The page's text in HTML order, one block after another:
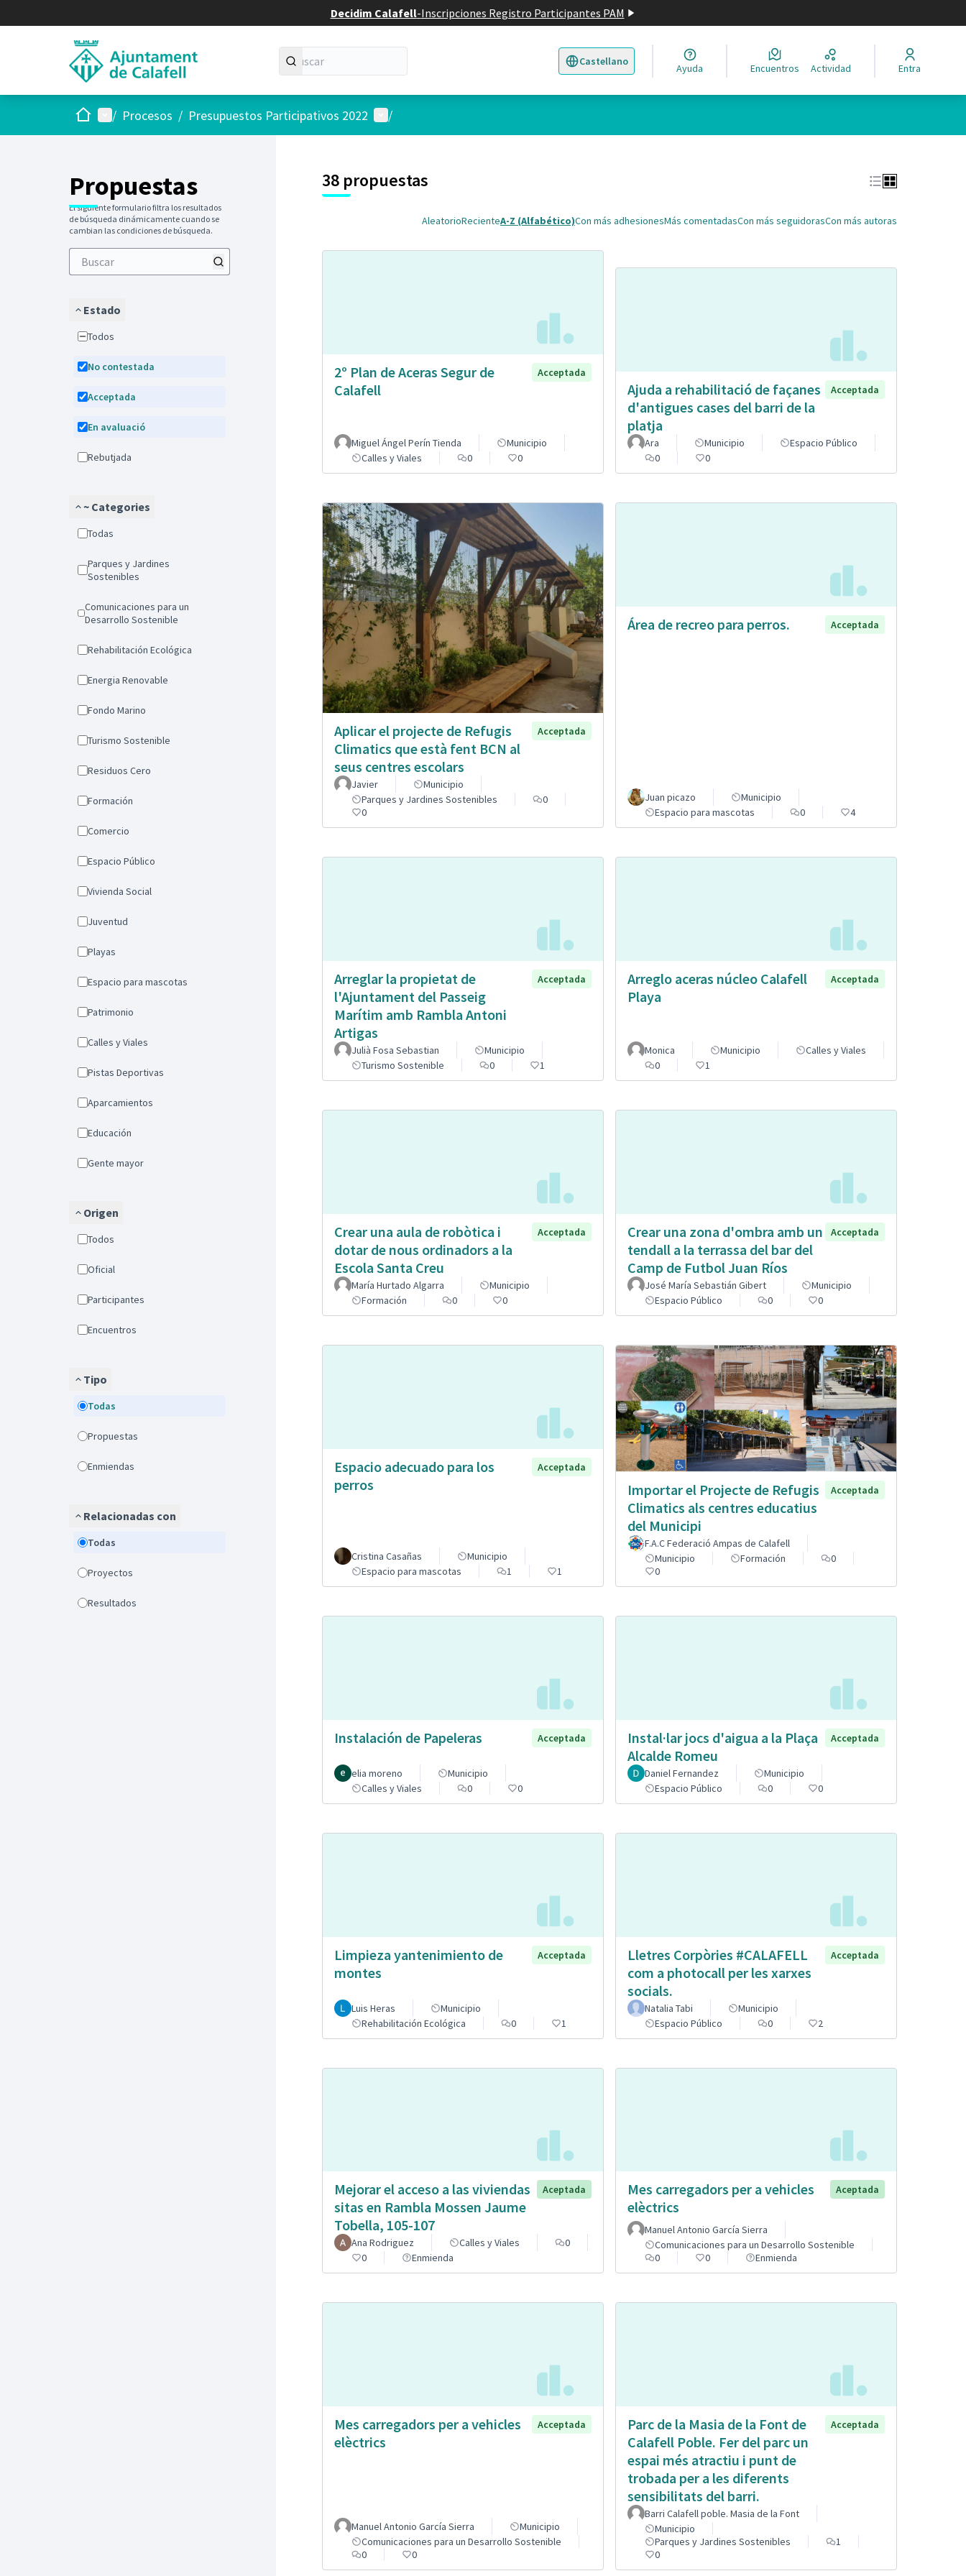
Decidim Calafell-Inscripciones Registro Participantes PAM
Castellano
Triar la llengua Elegir el idioma
Ayuda Encuentros Actividad Entra
InicioMenú principal
/ Procesos / Presupuestos Participativos 2022 Menú de usuario
/
Propuestas
El siguiente formulario filtra los resultados
de búsqueda dinámicamente cuando se
cambian las condiciones de búsqueda.
Estado
Todos
No contestada
Acceptada
En avaluació
Rebutjada
~ Categories
Todas
Parques y Jardines
Sostenibles
Comunicaciones para un
Desarrollo Sostenible
Rehabilitación Ecológica
Energia Renovable
Fondo Marino
Turismo Sostenible
Residuos Cero
Formación
Comercio
Espacio Público
Vivienda Social
Juventud
Playas
Espacio para mascotas
Patrimonio
Calles y Viales
Pistas Deportivas
Aparcamientos
Educación
Gente mayor
Origen
Todos
Oficial
Participantes
Encuentros
Tipo
Todas
Propuestas
Enmiendas
Relacionadas con
Todas
Proyectos
Resultados
38 propuestas
AleatorioRecienteA-Z (Alfabético)Con más adhesionesMás comentadasCon más seguidorasCon más autoras
2º Plan de Aceras Segur de
Calafell
Acceptada
Miguel Ángel Perín Tienda
Municipio
Calles y Viales
0 0
Ajuda a rehabilitació de façanes
d'antigues cases del barri de la
platja
Acceptada
Ara Municipio
Espacio Público
0
0
Aplicar el projecte de Refugis
Climatics que està fent BCN al
seus centres escolars
Acceptada
Javier
Municipio
Parques y Jardines Sostenibles
0
0
Área de recreo para perros. Acceptada
Juan picazo
Municipio
Espacio para mascotas
0 4
Arreglar la propietat de
l'Ajuntament del Passeig
Marítim amb Rambla Antoni
Artigas
Acceptada
Julià Fosa Sebastian
Municipio
Turismo Sostenible
0 1
Arreglo aceras núcleo Calafell
Playa
Acceptada
Monica Municipio
Calles y Viales
0
1
Crear una aula de robòtica i
dotar de nous ordinadors a la
Escola Santa Creu
Acceptada
María Hurtado Algarra
Municipio
Formación
0 0
Crear una zona d'ombra amb un
tendall a la terrassa del bar del
Camp de Futbol Juan Ríos
Acceptada
José María Sebastián Gibert
Municipio
Espacio Público
0 0
Espacio adecuado para los
perros
Acceptada
Cristina Casañas
Municipio
Espacio para mascotas
1 1
Importar el Projecte de Refugis
Climatics als centres educatius
del Municipi
Acceptada
F.A.C Federació Ampas de Calafell
Municipio
Formación
0
0
Instalación de Papeleras Acceptada
elia moreno
Municipio
Calles y Viales
0 0
Instal·lar jocs d'aigua a la Plaça
Alcalde Romeu
Acceptada
Daniel Fernandez
Municipio
Espacio Público
0 0
Limpieza yantenimiento de
montes
Acceptada
Luis Heras
Municipio
Rehabilitación Ecológica
0 1
Lletres Corpòries #CALAFELL
com a photocall per les xarxes
socials.
Acceptada
Natalia Tabi
Municipio
Espacio Público
0 2
Mejorar el acceso a las viviendas
sitas en Rambla Mossen Jaume
Tobella, 105-107
Aceptada
Ana Rodriguez Calles y Viales
0
0
Enmienda
Mes carregadors per a vehicles
elèctrics
Aceptada
Manuel Antonio García Sierra
Comunicaciones para un Desarrollo Sostenible
0
0 Enmienda
Mes carregadors per a vehicles
elèctrics
Acceptada
Manuel Antonio García Sierra
Municipio
Comunicaciones para un Desarrollo Sostenible
0
0
Parc de la Masia de la Font de
Calafell Poble. Fer del parc un
espai més atractiu i punt de
trobada per a les diferents
sensibilitats del barri.
Acceptada
Barri Calafell poble. Masia de la Font
Municipio
Parques y Jardines Sostenibles
1
0